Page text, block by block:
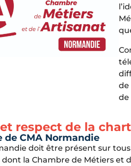
de
de
respect de la
de CMA Normandie
doit être présent sur
la Chambre de Métiers et